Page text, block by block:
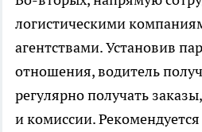
логистическими
агентствами. Установив
отношения, водитель
регулярно получать
и комиссии.